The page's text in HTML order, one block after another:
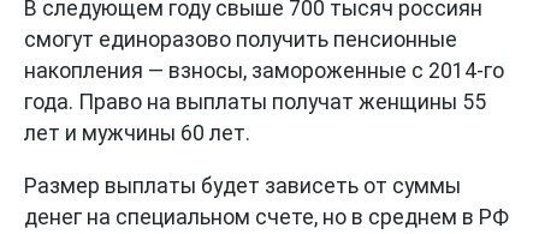
В следующем году свыше 700 тысяч россиян
смогут единоразово получить пенсионные
накопления — взносы, замороженные с 2014-го
года. Право на выплаты получат женщины 55
лет и мужчины 60 лет.
Размер выплаты будет зависеть от суммы
денег на специальном счете, но в среднем в РФ